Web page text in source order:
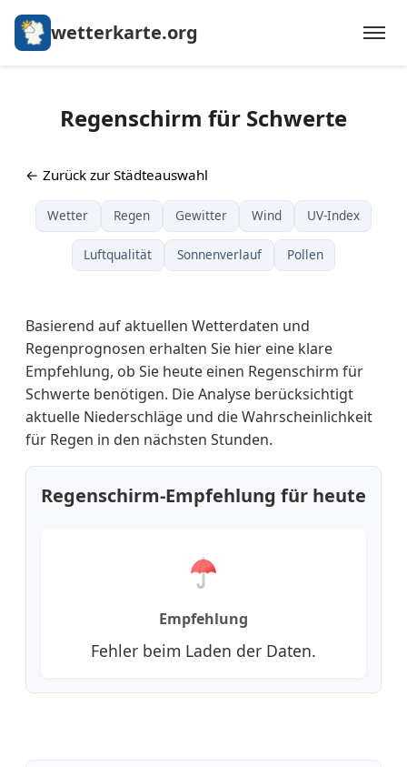
wetterkarte.org
Regenschirm für Schwerte
← Zurück zur Städteauswahl
Wetter Regen Gewitter Wind UV-Index
Luftqualität Sonnenverlauf Pollen
Basierend auf aktuellen Wetterdaten und
Regenprognosen erhalten Sie hier eine klare
Empfehlung, ob Sie heute einen Regenschirm für
Schwerte benötigen. Die Analyse berücksichtigt
aktuelle Niederschläge und die Wahrscheinlichkeit
für Regen in den nächsten Stunden.
Regenschirm-Empfehlung für heute
Empfehlung
Fehler beim Laden der Daten.